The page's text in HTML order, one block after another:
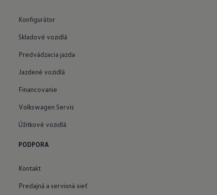
Konfigurátor
Skladové vozidlá
Predvádzacia jazda
Jazdené vozidlá
Financovanie
Volkswagen Servis
Úžitkové vozidlá
PODPORA
Kontakt
Predajná a servisná sieť